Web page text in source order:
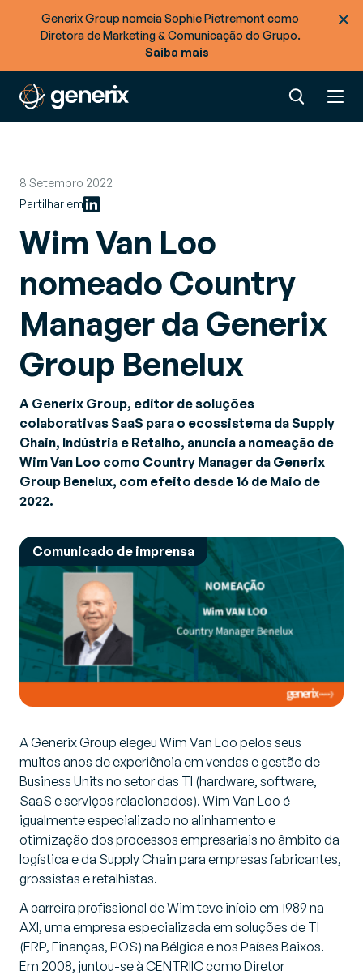
Generix Group nomeia Sophie Pietremont como
Diretora de Marketing & Comunicação do Grupo.
Saiba mais
8 Setembro 2022
Partilhar em
Wim Van Loo
nomeado Country
Manager da Generix
Group Benelux
A Generix Group, editor de soluções
colaborativas SaaS para o ecossistema da Supply
Chain, Indústria e Retalho, anuncia a nomeação de
Wim Van Loo como Country Manager da Generix
Group Benelux, com efeito desde 16 de Maio de
2022.
Comunicado de imprensa
A Generix Group elegeu Wim Van Loo pelos seus
muitos anos de experiência em vendas e gestão de
Business Units no setor das TI (hardware, software,
SaaS e serviços relacionados). Wim Van Loo é
igualmente especializado no alinhamento e
otimização dos processos empresariais no âmbito da
logística e da Supply Chain para empresas fabricantes,
grossistas e retalhistas.
A carreira profissional de Wim teve início em 1989 na
AXI, uma empresa especializada em soluções de TI
(ERP, Finanças, POS) na Bélgica e nos Países Baixos.
Em 2008, juntou-se à CENTRIIC como Diretor